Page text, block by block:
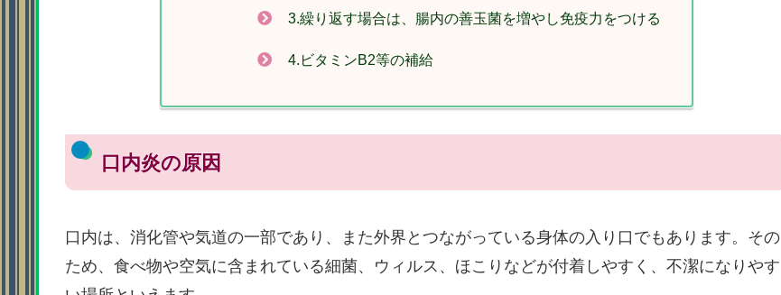
3.繰り返す場合は、腸内の善玉菌を増やし免疫力をつける
4.ビタミンB2等の補給
口内炎の原因
口内は、消化管や気道の一部であり、また外界とつながっている身体の入り口でもあります。その
ため、食べ物や空気に含まれている細菌、ウィルス、ほこりなどが付着しやすく、不潔になりやす